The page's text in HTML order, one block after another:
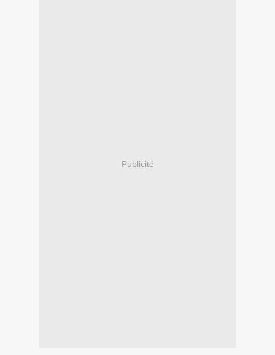
Publicité